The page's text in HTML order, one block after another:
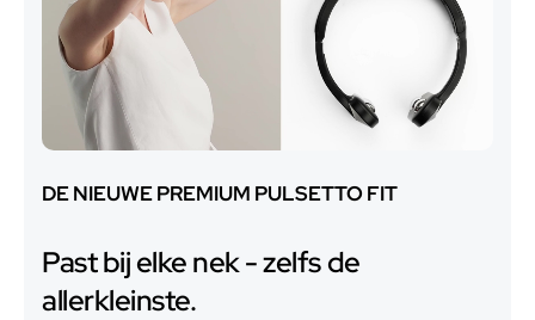
DE NIEUWE PREMIUM PULSETTO FIT
Past bij elke nek - zelfs de
allerkleinste.